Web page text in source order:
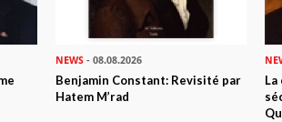
NEWS - 08.08.2026
Benjamin Constant: Revisité par
Hatem M’rad